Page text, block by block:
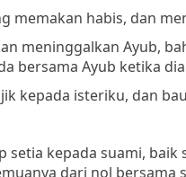
memakan habis, dan
meninggalkan Ayub,
bersama Ayub ketika
kepada isteriku, dan
kepada suami, baik
dari nol